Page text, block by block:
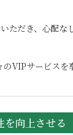
ただき、心配な
VIPサービス
向上させる